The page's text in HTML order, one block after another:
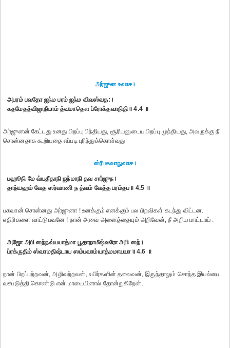
அர்ஜுன உவாச।
அபரம் பவதோ ஜந்ம பரம் ஜந்ம விவஸ்வத:।
கதமேதத்விஜாநீயாம் த்வமாதௌ ப்ரோக்தவாநிதி॥ 4.4 ॥
அர்ஜுனன் கேட்டது உனது பிறப்பு பிந்தியது, சூரியனுடைய பிறப்பு முந்தியது, அவருக்கு நீ
சொன்னதாக கூறியதை எப்படி புரிந்துக்கொள்வது
ஸ்ரீபகவாநுவாச।
பஹூநி மே வ்யதீதாநி ஜந்மாநி தவ சார்ஜுந।
தாந்யஹம் வேத ஸர்வாணி ந த்வம் வேத்த பரம்தப॥ 4.5 ॥
பகவான் சொன்னது அர்ஜுனா ! உனக்கும் எனக்கும் பல பிறவிகள் கடந்து விட்டன.
எதிரிகளை வாட்டுபவனே ! நான் அவை அனைத்தையும் அறிவேன், நீ அறிய மாட்டாய் .
அஜோ அபி ஸந்நவ்யயாத்மா பூதாநாமீஷ்வரோ அபி ஸந்।
ப்ரக்ருதிம் ஸ்வாமதிஷ்டாய ஸம்பவாம்யாத்மமாயயா॥ 4.6 ॥
நான் பிறப்பற்றவன், அழிவற்றவன், உயிர்களின் தலைவன், இருந்தாலும் சொந்த இயல்பை
வசபடுத்தி கொண்டு என் மாயையினால் தோன்றுகிறேன்.